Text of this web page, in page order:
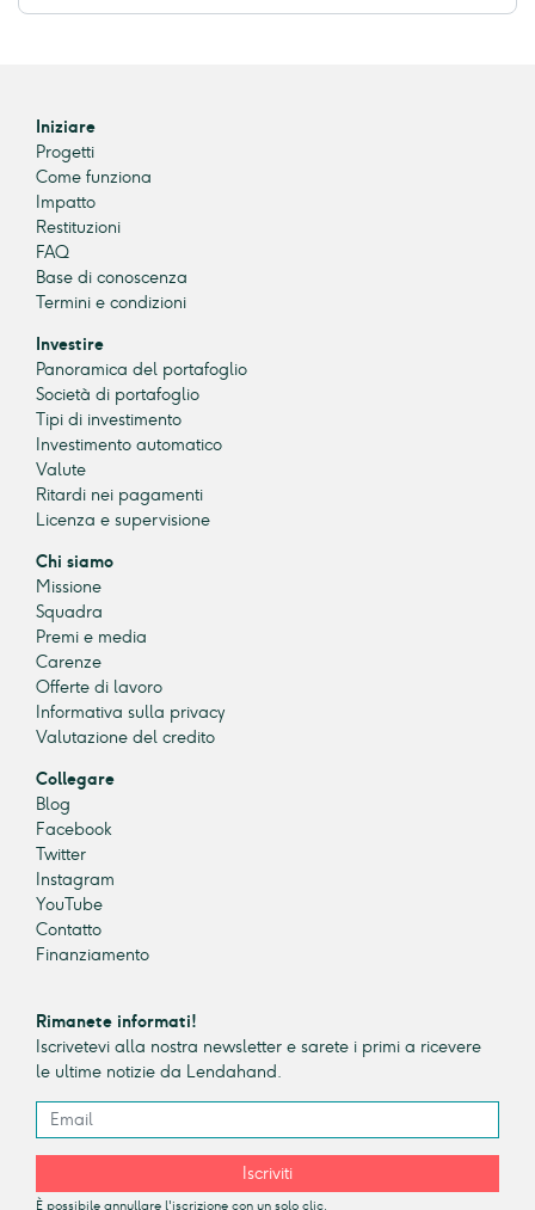
Iniziare
Progetti
Come funziona
Impatto
Restituzioni
FAQ
Base di conoscenza
Termini e condizioni
Investire
Panoramica del portafoglio
Società di portafoglio
Tipi di investimento
Investimento automatico
Valute
Ritardi nei pagamenti
Licenza e supervisione
Chi siamo
Missione
Squadra
Premi e media
Carenze
Offerte di lavoro
Informativa sulla privacy
Valutazione del credito
Collegare
Blog
Facebook
Twitter
Instagram
YouTube
Contatto
Finanziamento
Rimanete informati!
Iscrivetevi alla nostra newsletter e sarete i primi a ricevere
le ultime notizie da Lendahand.
Iscriviti
È possibile annullare l'iscrizione con un solo clic.